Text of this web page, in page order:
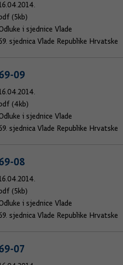
(5kb)
i sjednice Vlade
sjednica Vlade Republike Hrvatske
09
(4kb)
i sjednice Vlade
sjednica Vlade Republike Hrvatske
08
(5kb)
i sjednice Vlade
sjednica Vlade Republike Hrvatske
07